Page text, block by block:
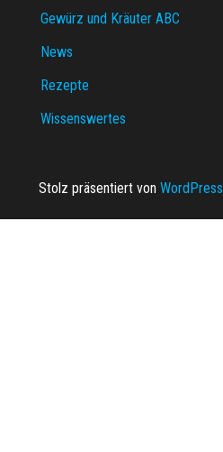
Gewürz und Kräuter ABC
News
Rezepte
Wissenswertes
Stolz präsentiert von WordPress